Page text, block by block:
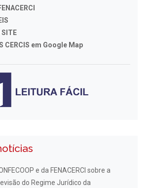
SITE
CERCIS em Google Map
e da FENACERCI sobre a
do Regime Jurídico da